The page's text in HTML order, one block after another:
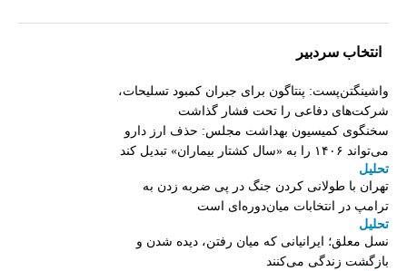
انتخاب سردبیر
واشینگتن‌پست: پنتاگون برای جبران کمبود تسلیحات،
شرکت‌های دفاعی را تحت فشار گذاشت
سخنگوی کمیسیون بهداشت مجلس: حذف ارز دارو
می‌تواند ۱۴۰۶ را به «سال کشتار بیماران» تبدیل کند
تحلیل
تهران با طولانی کردن جنگ در پی ضربه زدن به
ترامپ در انتخابات میان‌دوره‌ای است
تحلیل
نسل معلق؛ ایرانیانی که میان رفتن، دیده شدن و
بازگشت زندگی می‌کنند